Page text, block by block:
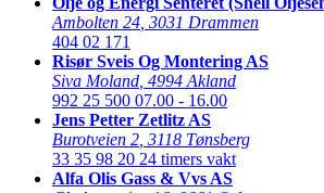
Ambolten 24 3031 Drammen
404 02 171
Risør Sveis Og Montering AS
Siva Moland 4994 Akland
992 25 500 07.00 - 16.00
Jens Petter Zetlitz AS
Burotveien 2 3118 Tønsberg
33 35 98 20 24 timers vakt
Alfa Olis Gass & Vvs AS